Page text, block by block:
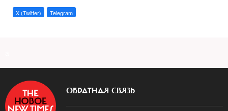
X (Twitter) Telegram
ОБРАТНАЯ СВЯЗЬ